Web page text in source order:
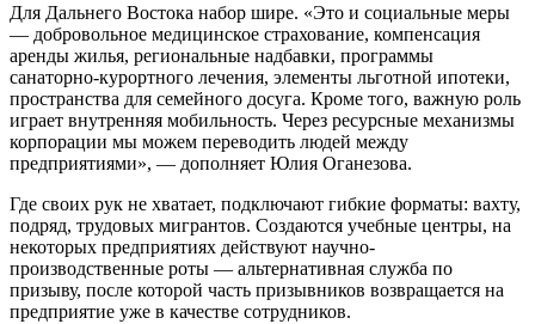
Для Дальнего Востока набор шире. «Это и социальные меры
— добровольное медицинское страхование, компенсация
аренды жилья, региональные надбавки, программы
санаторно-курортного лечения, элементы льготной ипотеки,
пространства для семейного досуга. Кроме того, важную роль
играет внутренняя мобильность. Через ресурсные механизмы
корпорации мы можем переводить людей между
предприятиями», — дополняет Юлия Оганезова.
Где своих рук не хватает, подключают гибкие форматы: вахту,
подряд, трудовых мигрантов. Создаются учебные центры, на
некоторых предприятиях действуют научно-
производственные роты — альтернативная служба по
призыву, после которой часть призывников возвращается на
предприятие уже в качестве сотрудников.